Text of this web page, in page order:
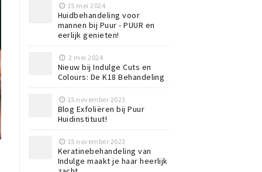
15 mei 2024
Huidbehandeling voor
mannen bij Puur - PUUR en
eerlijk genieten!
2 mei 2024
Nieuw bij Indulge Cuts en
Colours: De K18 Behandeling
15 november 2023
Blog Exfoliëren bij Puur
Huidinstituut!
15 november 2023
Keratinebehandeling van
Indulge maakt je haar heerlijk